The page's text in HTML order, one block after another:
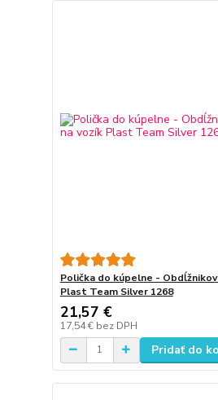
Polička do kúpelne -
Plast Team Silver 1268
21,57 €
17,54 € bez DPH
Pridať do